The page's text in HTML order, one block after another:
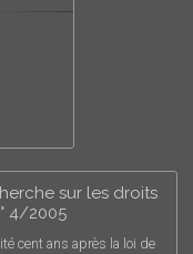
sur les droits
4/2005
cent ans après la loi de